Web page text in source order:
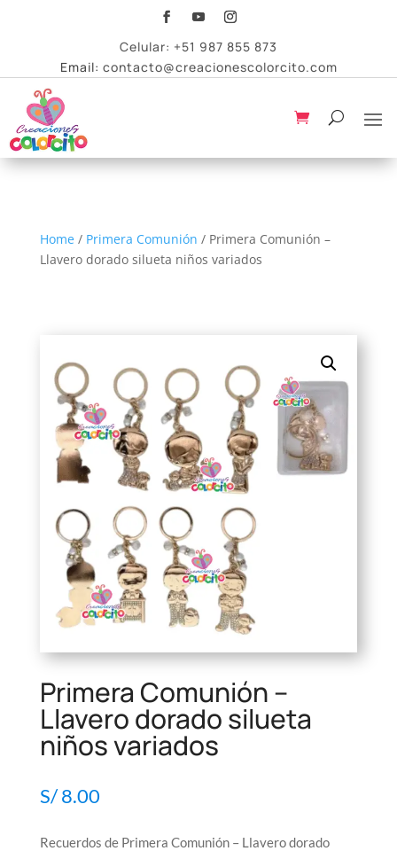
Celular: +51 987 855 873
Email: contacto@creacionescolorcito.com
Home/ Primera Comunión / Primera Comunión –
Llavero dorado silueta niños variados
Primera Comunión –
Llavero dorado silueta
niños variados
S/8.00
Recuerdos de Primera Comunión – Llavero dorado